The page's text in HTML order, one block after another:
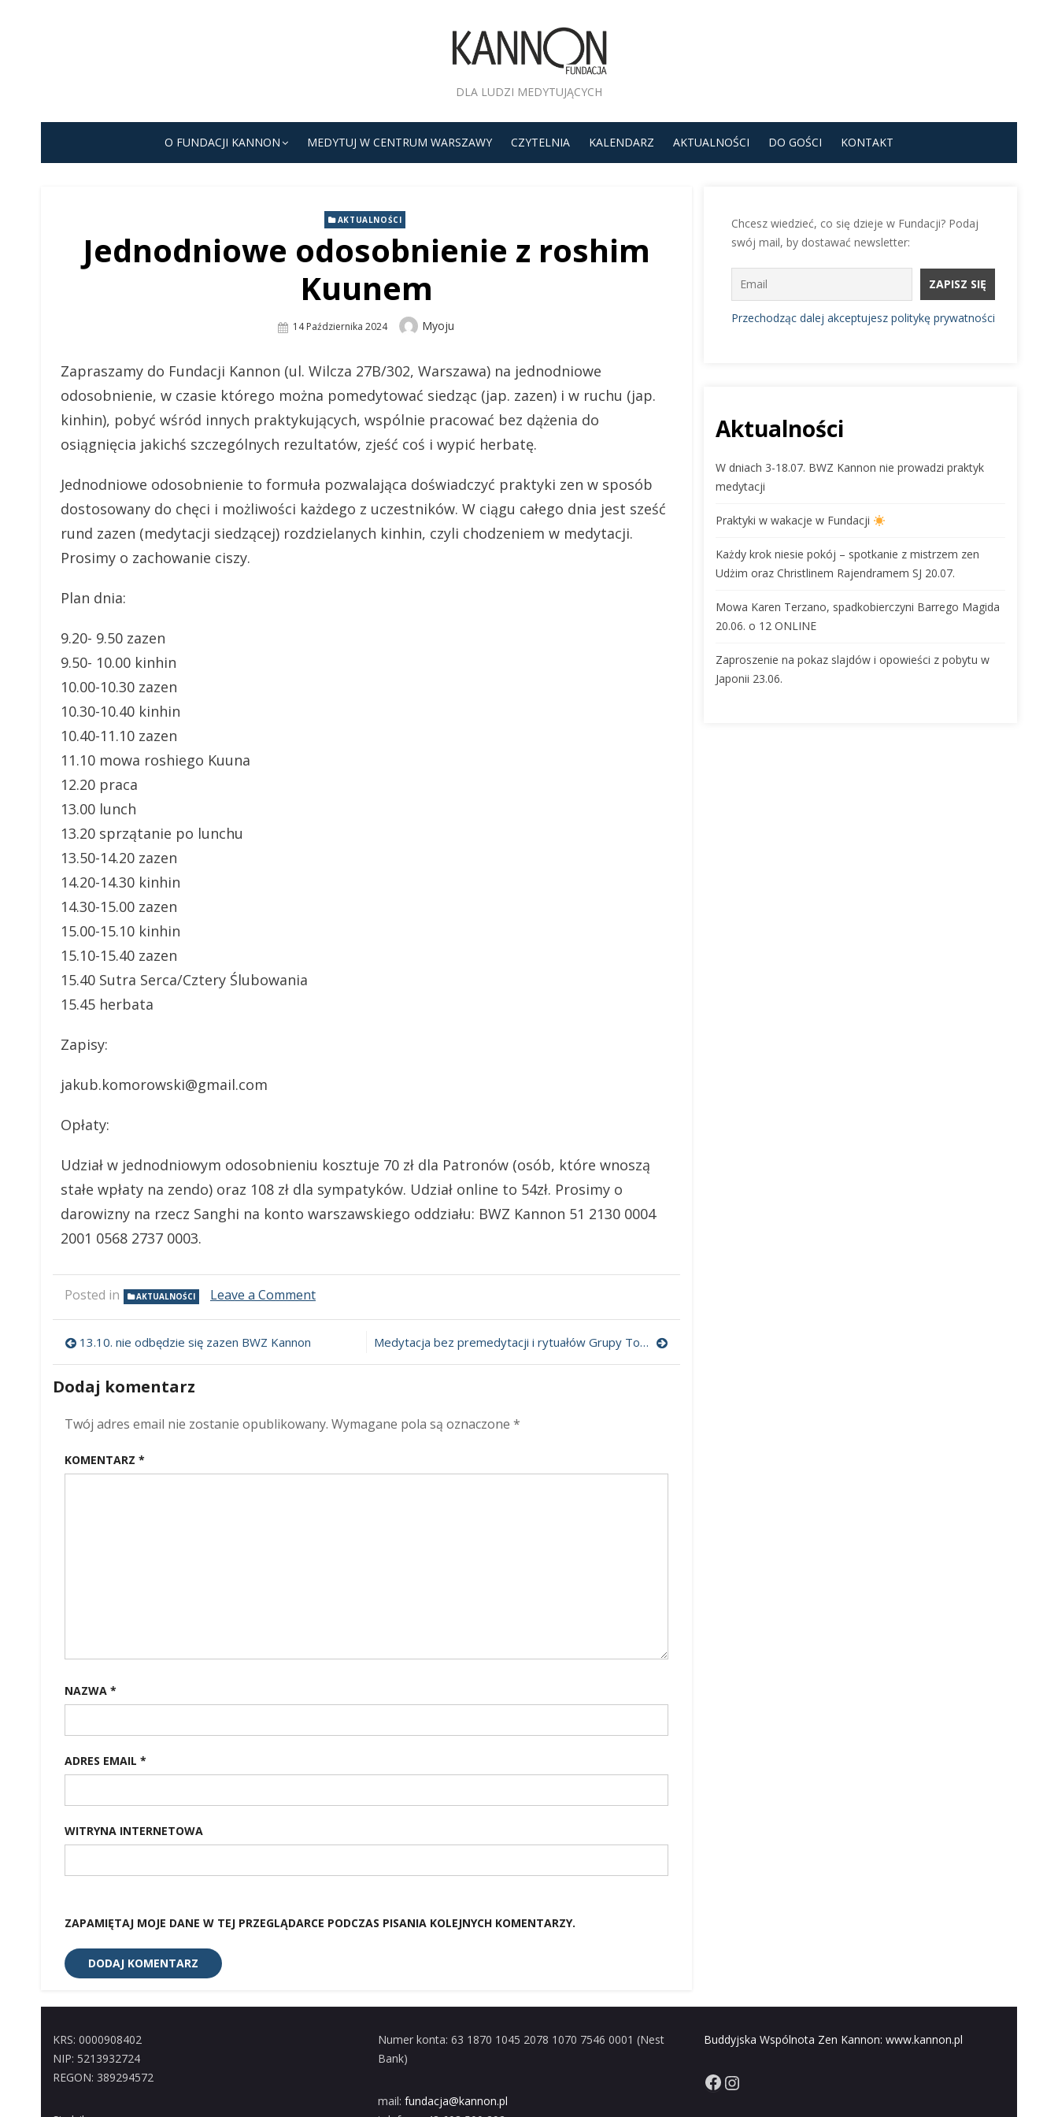
DLA LUDZI MEDYTUJĄCYCH
O FUNDACJI KANNON MEDYTUJ W CENTRUM WARSZAWY CZYTELNIA KALENDARZ AKTUALNOŚCI DO GOŚCI KONTAKT
AKTUALNOŚCI
Jednodniowe odosobnienie z roshim
Kuunem
Posted
14 Października 2024 Author
Myoju
Zapraszamy do Fundacji Kannon (ul. Wilcza 27B/302, Warszawa) na jednodniowe
odosobnienie, w czasie którego można pomedytować siedząc (jap. zazen) i w ruchu (jap.
kinhin), pobyć wśród innych praktykujących, wspólnie pracować bez dążenia do
osiągnięcia jakichś szczególnych rezultatów, zjeść coś i wypić herbatę.
Jednodniowe odosobnienie to formuła pozwalająca doświadczyć praktyki zen w sposób
dostosowany do chęci i możliwości każdego z uczestników. W ciągu całego dnia jest sześć
rund zazen (medytacji siedzącej) rozdzielanych kinhin, czyli chodzeniem w medytacji.
Prosimy o zachowanie ciszy.
Plan dnia:
9.20- 9.50 zazen
9.50- 10.00 kinhin
10.00-10.30 zazen
10.30-10.40 kinhin
10.40-11.10 zazen
11.10 mowa roshiego Kuuna
12.20 praca
13.00 lunch
13.20 sprzątanie po lunchu
13.50-14.20 zazen
14.20-14.30 kinhin
14.30-15.00 zazen
15.00-15.10 kinhin
15.10-15.40 zazen
15.40 Sutra Serca/Cztery Ślubowania
15.45 herbata
Zapisy:
jakub.komorowski@gmail.com
Opłaty:
Udział w jednodniowym odosobnieniu kosztuje 70 zł dla Patronów (osób, które wnoszą
stałe wpłaty na zendo) oraz 108 zł dla sympatyków. Udział online to 54zł. Prosimy o
darowizny na rzecz Sanghi na konto warszawskiego oddziału: BWZ Kannon 51 2130 0004
2001 0568 2737 0003.
Posted in AKTUALNOŚCI Leave a Commenton
odosobnienie
Nawigacja
wpisu
13.10. nie odbędzie się zazen BWZ Kannon Medytacja bez premedytacji i rytuałów Grupy Toni Packer 14.12.2024
Dodaj komentarz
Twój adres email nie zostanie opublikowany. Wymagane pola są oznaczone *
KOMENTARZ *
NAZWA *
ADRES EMAIL *
WITRYNA INTERNETOWA
ZAPAMIĘTAJ MOJE DANE W TEJ PRZEGLĄDARCE PODCZAS PISANIA KOLEJNYCH KOMENTARZY.
Chcesz wiedzieć, co się dzieje w Fundacji? Podaj
swój mail, by dostawać newsletter:
Przechodząc dalej akceptujesz politykę prywatności
Aktualności
W dniach 3-18.07. BWZ Kannon nie prowadzi praktyk
medytacji
Praktyki w wakacje w Fundacji
Każdy krok niesie pokój – spotkanie z mistrzem zen
Udżim oraz Christlinem Rajendramem SJ 20.07.
Mowa Karen Terzano, spadkobierczyni Barrego Magida
20.06. o 12 ONLINE
Zaproszenie na pokaz slajdów i opowieści z pobytu w
Japonii 23.06.
KRS: 0000908402
NIP: 5213932724
REGON: 389294572
Numer konta: 63 1870 1045 2078 1070 7546 0001 (Nest
Bank)
mail:fundacja@kannon.pl
Buddyjska Wspólnota Zen Kannon: www.kannon.pl
Facebook
Instagram